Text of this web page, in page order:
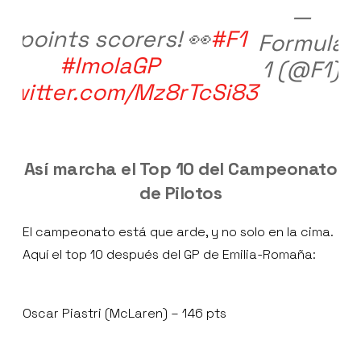
points scorers! 👀#F1
#ImolaGP
Mz8rTcSi83
—
Formula
1 (@F1)
Así marcha el Top 10 del Campeonato
de Pilotos
El campeonato está que arde, y no solo en la cima.
Aquí el top 10 después del GP de Emilia-Romaña:
Oscar Piastri (McLaren) – 146 pts